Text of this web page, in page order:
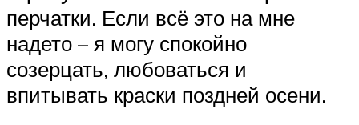
перчатки. Если всё это на мне
надето – я могу спокойно
созерцать, любоваться и
впитывать краски поздней осени.